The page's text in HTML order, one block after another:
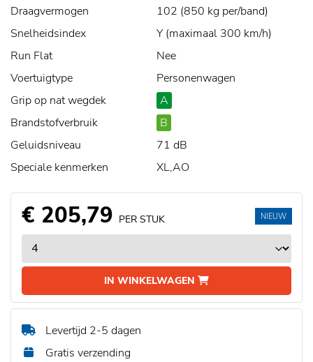
Draagvermogen
102 (850 kg per/band)
Snelheidsindex
Y (maximaal 300 km/h)
Run Flat
Nee
Voertuigtype
Personenwagen
Grip op nat wegdek
A
Brandstofverbruik
B
Geluidsniveau
71 dB
Speciale kenmerken
XL,AO
€ 205,79 PER STUK
IN WINKELWAGEN
NIEUW
Levertijd 2-5 dagen
Gratis verzending